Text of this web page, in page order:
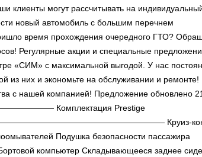
клиенты могут рассчитывать на
новый автомобиль с большим перечнем
время прохождения очередного ГТО?
Регулярные акции и специальные
«СИМ» с максимальной выгодой. У нас
из них и экономьте на обслуживании и ремонте!
с нашей компанией! Предложение обновлено
Комплектация Prestige
Круиз-
Подушка безопасности пассажира
компьютер Складывающееся заднее